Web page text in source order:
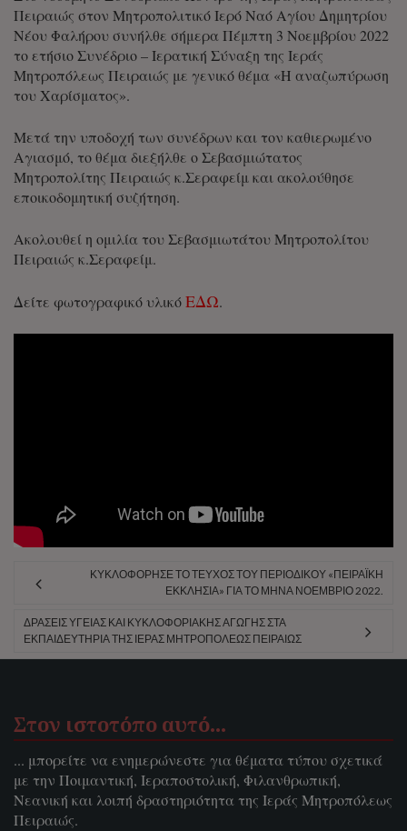
Πειραιώς στον Μητροπολιτικό Ιερό Ναό Αγίου Δημητρίου
Νέου Φαλήρου συνήλθε σήμερα Πέμπτη 3 Νοεμβρίου 2022
το ετήσιο Συνέδριο – Ιερατική Σύναξη της Ιεράς
Μητροπόλεως Πειραιώς με γενικό θέμα «Η αναζωπύρωση
του Χαρίσματος».
Μετά την υποδοχή των συνέδρων και τον καθιερωμένο
Αγιασμό, το θέμα διεξήλθε ο Σεβασμιώτατος
Μητροπολίτης Πειραιώς κ.Σεραφείμ και ακολούθησε
εποικοδομητική συζήτηση.
Ακολουθεί η ομιλία του Σεβασμιωτάτου Μητροπολίτου
Πειραιώς κ.Σεραφείμ.
Δείτε φωτογραφικό υλικόΕΔΩ.
ΚΥΚΛΟΦΌΡΗΣΕ ΤΟ ΤΕΎΧΟΣ ΤΟΥ ΠΕΡΙΟΔΙΚΟΎ «ΠΕΙΡΑΪΚΉ
ΕΚΚΛΗΣΊΑ» ΓΙΑ ΤΟ ΜΉΝΑ ΝΟΈΜΒΡΙΟ 2022.
ΔΡΆΣΕΙΣ ΥΓΕΊΑΣ ΚΑΙ ΚΥΚΛΟΦΟΡΙΑΚΉΣ ΑΓΩΓΉΣ ΣΤΑ
ΕΚΠΑΙΔΕΥΤΉΡΙΑ ΤΗΣ ΙΕΡΆΣ ΜΗΤΡΟΠΌΛΕΩΣ ΠΕΙΡΑΙΏΣ
Στον ιστοτόπο αυτό…
... μπορείτε να ενημερώνεστε για θέματα τύπου σχετικά
με την Ποιμαντική, Ιεραποστολική, Φιλανθρωπική,
Νεανική και λοιπή δραστηριότητα της Ιεράς Μητροπόλεως
Πειραιώς.